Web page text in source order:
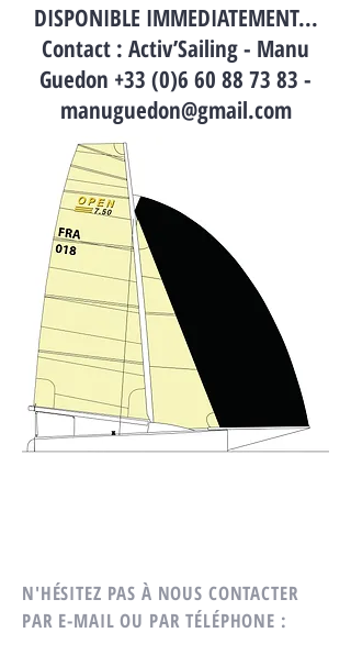
DISPONIBLE IMMEDIATEMENT...
Contact : Activ’Sailing - Manu
Guedon +33 (0)6 60 88 73 83 -
manuguedon@gmail.com
N'HÉSITEZ PAS À NOUS CONTACTER
PAR E-MAIL OU PAR TÉLÉPHONE :